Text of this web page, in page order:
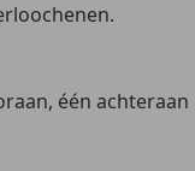
één achteraan